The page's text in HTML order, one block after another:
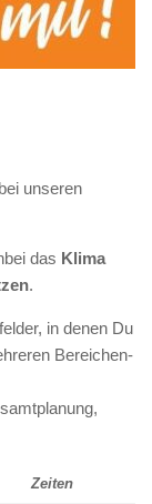
unseren
das Klima
.
in denen Du
Bereichen-
Zeiten